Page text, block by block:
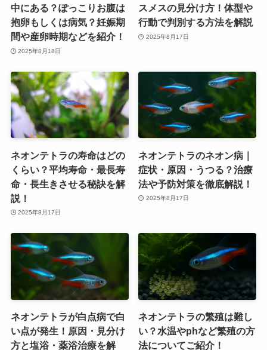
中にある？ぽっこりお腹は
抱卵もしくは病気？妊娠期
間や産卵時期などを紹介！
2025年8月18日
スメスの見分け方！体型や
行動で判別する方法を解説
2025年8月17日
ネオンテトラの寿命はどの
くらい？平均寿命・最長寿
命・長生きさせる秘訣を解
説！
2025年8月17日
ネオンテトラのネオン病｜
症状・原因・うつる？治療
法や予防対策を徹底解説！
2025年8月17日
ネオンテトラが白点病で白
い点が発生！原因・見分け
方と塩浴・薬浴治療を解
ネオンテトラの繁殖は難し
い？水温やphなど繁殖の方
法についてご紹介！